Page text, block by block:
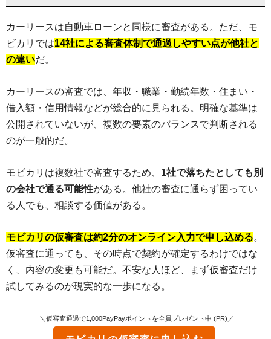
カーリースは自動車ローンと同様に審査がある。ただ、モ
ビカリでは14社による審査体制で通過しやすい点が他社と
の違いだ。
カーリースの審査では、年収・職業・勤続年数・住まい・
借入額・信用情報などが総合的に見られる。明確な基準は
公開されていないが、複数の要素のバランスで判断される
のが一般的だ。
モビカリは複数社で審査するため、 1社で落ちたとしても別
の会社で通る可能性がある。他社の審査に通らず困ってい
る人でも、相談する価値がある。
モビカリの仮審査は約2分のオンライン入力で申し込める。
仮審査に通っても、その時点で契約が確定するわけではな
く、内容の変更も可能だ。不安な人ほど、まず仮審査だけ
試してみるのが現実的な一歩になる。
＼仮審査通過で1,000PayPayポイントを全員プレゼント中 (PR)／